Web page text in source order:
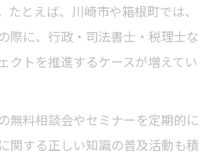
たとえば、川崎市や箱根町では、
際に、行政・司法書士・税理士な
クトを推進するケースが増えてい
無料相談会やセミナーを定期的に
関する正しい知識の普及活動も積